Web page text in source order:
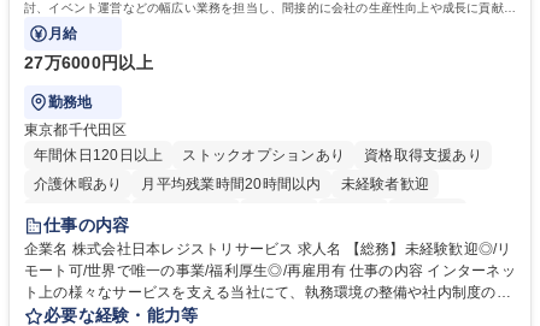
討、イベント運営などの幅広い業務を担当し、間接的に会社の生産性向上や成長に貢献し
ている部署です。
月給
27万6000円以上
勤務地
東京都千代田区
年間休日120日以上
ストックオプションあり
資格取得支援あり
介護休暇あり
月平均残業時間20時間以内
未経験者歓迎
住宅手当あり
完全週休2日制
交通費支給 駅近5分以内 土日祝休み 服装自由
仕事の内容
企業名 株式会社日本レジストリサービス 求人名 【総務】未経験歓迎◎/リ
モート可/世界で唯一の事業/福利厚生◎/再雇用有 仕事の内容 インターネッ
ト上の様々なサービスを支える当社にて、執務環境の整備や社内制度の検
討、イベント運営などの幅広い業務を担当し、間接的に会社の生産性向上
必要な経験・能力等